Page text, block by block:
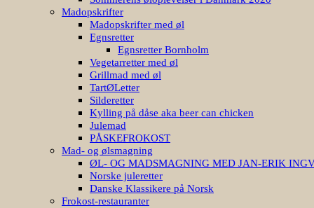
Madopskrifter
Madopskrifter med øl
Egnsretter
Egnsretter Bornholm
Vegetarretter med øl
Grillmad med øl
TartØLetter
Silderetter
Kylling på dåse aka beer can chicken
Julemad
PÅSKEFROKOST
Mad- og ølsmagning
ØL- OG MADSMAGNING MED JAN-ERIK
Norske juleretter
Danske Klassikere på Norsk
Frokost-restauranter